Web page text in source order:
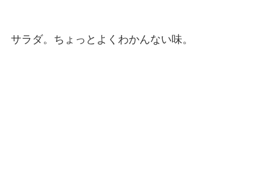
サラダ。ちょっとよくわかんない味。